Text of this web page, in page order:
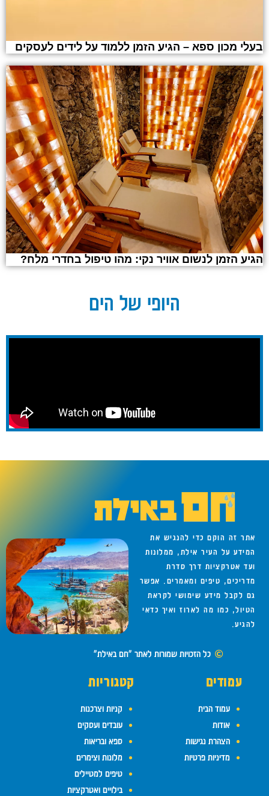
בעלי מכון ספא – הגיע הזמן ללמוד על לידים לעסקים
הגיע הזמן לנשום אוויר נקי: מהו טיפול בחדרי מלח?
היופי של הים
אתר זה הוקם כדי להנגיש את
המידע על העיר אילת, ממלונות
ועד אטרקציות דרך סדרת
מדריכים, טיפים ומאמרים. אפשר
גם לקבל מידע שימושי לקראת
הטיול, כמו מה לארוז ואיך כדאי
להגיע.
כל הזכויות שמורות לאתר "חם באילת"
עמודים
עמוד הבית
אודות
הצהרת נגישות
מדיניות פרטיות
קטגוריות
קניות וצרכנות
עובדים ועסקים
ספא ובריאות
מלונות וצימרים
טיפים למטיילים
בילויים ואטרקציות